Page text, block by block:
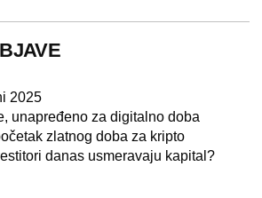
2025
unapređeno za digitalno doba
zlatnog doba za kripto
danas usmeravaju kapital?